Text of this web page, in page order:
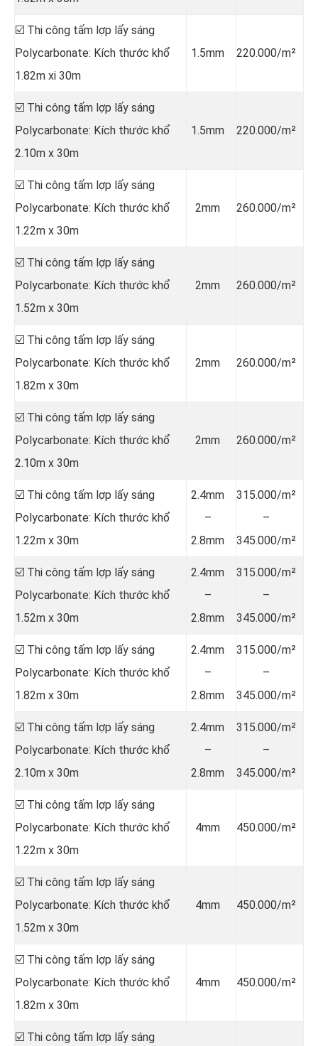
☑️ Thi công tấm lợp lấy sáng
Polycarbonate: Kích thước khổ
1.82m xi 30m
1.5mm 220.000/m²
☑️ Thi công tấm lợp lấy sáng
Polycarbonate: Kích thước khổ
2.10m x 30m
1.5mm 220.000/m²
☑️ Thi công tấm lợp lấy sáng
Polycarbonate: Kích thước khổ
1.22m x 30m
2mm 260.000/m²
☑️ Thi công tấm lợp lấy sáng
Polycarbonate: Kích thước khổ
1.52m x 30m
2mm 260.000/m²
☑️ Thi công tấm lợp lấy sáng
Polycarbonate: Kích thước khổ
1.82m x 30m
2mm 260.000/m²
☑️ Thi công tấm lợp lấy sáng
Polycarbonate: Kích thước khổ
2.10m x 30m
2mm 260.000/m²
☑️ Thi công tấm lợp lấy sáng
Polycarbonate: Kích thước khổ
1.22m x 30m
2.4mm
–
2.8mm
315.000/m²
–
345.000/m²
☑️ Thi công tấm lợp lấy sáng
Polycarbonate: Kích thước khổ
1.52m x 30m
2.4mm
–
2.8mm
315.000/m²
–
345.000/m²
☑️ Thi công tấm lợp lấy sáng
Polycarbonate: Kích thước khổ
1.82m x 30m
2.4mm
–
2.8mm
315.000/m²
–
345.000/m²
☑️ Thi công tấm lợp lấy sáng
Polycarbonate: Kích thước khổ
2.10m x 30m
2.4mm
–
2.8mm
315.000/m²
–
345.000/m²
☑️ Thi công tấm lợp lấy sáng
Polycarbonate: Kích thước khổ
1.22m x 30m
4mm 450.000/m²
☑️ Thi công tấm lợp lấy sáng
Polycarbonate: Kích thước khổ
1.52m x 30m
4mm 450.000/m²
☑️ Thi công tấm lợp lấy sáng
Polycarbonate: Kích thước khổ
1.82m x 30m
4mm 450.000/m²
☑️ Thi công tấm lợp lấy sáng